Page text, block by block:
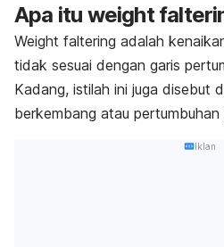
Apa itu weight
Weight faltering adalah
tidak sesuai dengan garis
Kadang, istilah ini juga disebut
berkembang atau
Iklan